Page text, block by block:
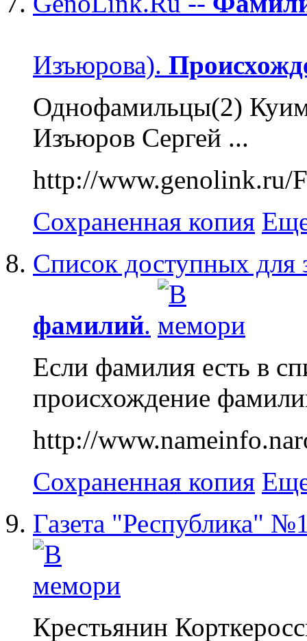
Изъюрова).
Однофамильцы(2)
Изъюров Сергей ...
http://www.genolink.ru/
Сохраненная копия
Список доступных для
фамилий.
Если фамилия есть в
происхождение
http://
Сохраненная копия
Газета "Республика"
Крестьянин